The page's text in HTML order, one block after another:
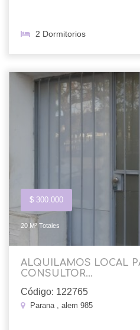
2 Dormitorios
$ 300.000
20 M² Totales
ALQUILAMOS LOCAL
CONSULTOR...
Código: 122765
Parana , alem 985